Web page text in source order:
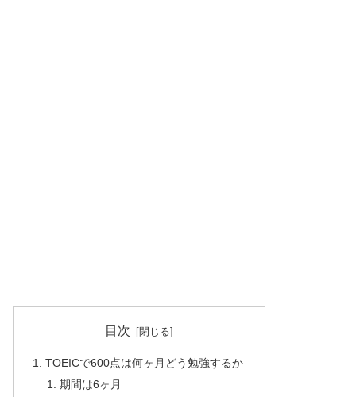
目次
TOEICで600点は何ヶ月どう勉強するか
期間は6ヶ月